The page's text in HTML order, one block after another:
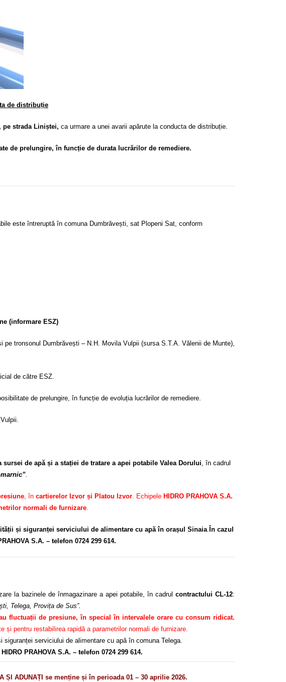
de distribuție
pe strada Liniștei, ca urmare a unei avarii apărute la conducta de distribuție.
de prelungire, în funcție de durata lucrărilor de remediere.
este întreruptă în comuna Dumbrăvești, sat Plopeni Sat, conform
(informare ESZ)
tronsonul Dumbrăvești – N.H. Movila Vulpii (sursa S.T.A. Vălenii de Munte),
de către ESZ.
de prelungire, în funcție de evoluția lucrărilor de remediere.
sursei de apă și a stației de tratare a apei potabile Valea Dorului , în cadrul
, în cartierelor Izvor și Platou Izvor . Echipele HIDRO PRAHOVA S.A.
normali de furnizare
și siguranței serviciului de alimentare cu apă în orașul Sinaia În cazul
S.A. – telefon 0724 299 614.
la bazinele de înmagazinare a apei potabile, în cadrul contractului CL-12:
Telega, Provița de Sus”.
fluctuații de presiune, în special în intervalele orare cu consum ridicat.
și pentru restabilirea rapidă a parametrilor normali de furnizare.
serviciului de alimentare cu apă în comuna Telega.
PRAHOVA S.A. – telefon 0724 299 614.
ȘI ADUNAȚI se menține și în perioada 01 – 30 aprilie 2026.